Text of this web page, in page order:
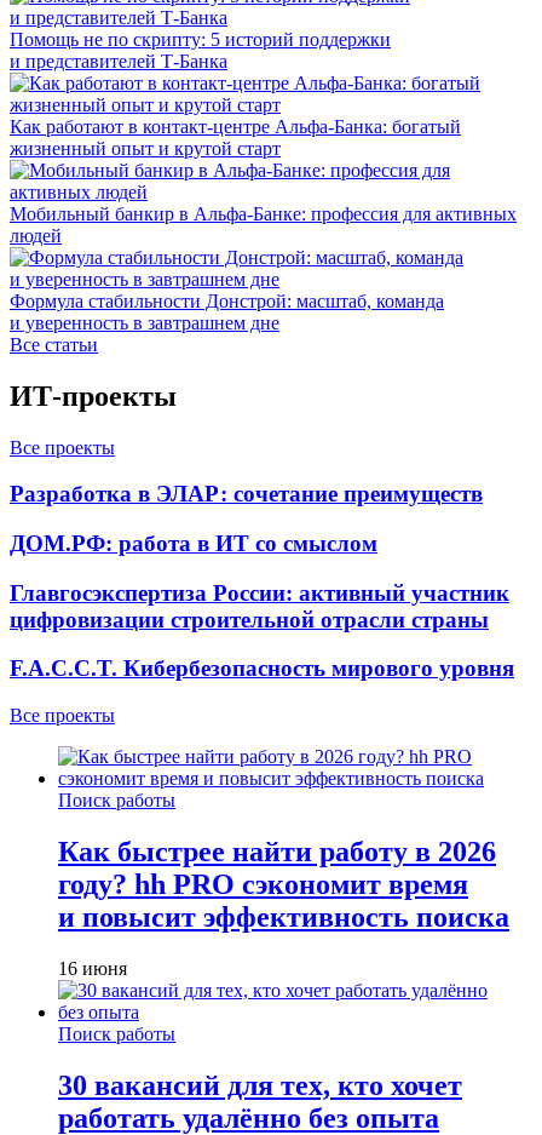
Помощь не по скрипту: 5 историй поддержки
и представителей Т-Банка
Как работают в контакт-центре Альфа-Банка: богатый
жизненный опыт и крутой старт
Мобильный банкир в Альфа-Банке: профессия для активных
людей
Формула стабильности Донстрой: масштаб, команда
и уверенность в завтрашнем дне
Все статьи
ИТ-проекты
Все проекты
Разработка в ЭЛАР: сочетание преимуществ
ДОМ.РФ: работа в ИТ со смыслом
Главгосэкспертиза России: активный участник
цифровизации строительной отрасли страны
F.A.C.C.T. Кибербезопасность мирового уровня
Все проекты
Поиск работы
Как быстрее найти работу в 2026
году? hh PRO сэкономит время
и повысит эффективность поиска
16 июня
Поиск работы
30 вакансий для тех, кто хочет
работать удалённо без опыта